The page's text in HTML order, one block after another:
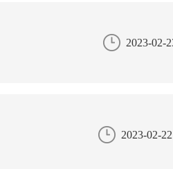
2023-02-
2023-02-22